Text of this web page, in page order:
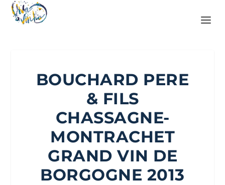
BOUCHARD PERE
& FILS
CHASSAGNE-
MONTRACHET
GRAND VIN DE
BORGOGNE 2013